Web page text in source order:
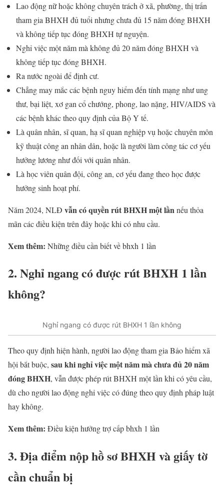
Lao động nữ hoặc không chuyên trách ở xã, phường, thị trấn
tham gia BHXH đủ tuổi nhưng chưa đủ 15 năm đóng BHXH
và không tiếp tục đóng BHXH tự nguyện.
Nghỉ việc một năm mà không đủ 20 năm đóng BHXH và
không tiếp tục đóng BHXH.
Ra nước ngoài để định cư.
Chẳng may mắc các bệnh nguy hiểm đến tính mạng như ung
thư, bại liệt, xơ gan cổ chướng, phong, lao nặng, HIV/AIDS và
các bệnh khác theo quy định của Bộ Y tế.
Là quân nhân, sĩ quan, hạ sĩ quan nghiệp vụ hoặc chuyên môn
kỹ thuật công an nhân dân, hoặc là người làm công tác cơ yếu
hưởng lương như đối với quân nhân.
Là học viên quân đội, công an, cơ yếu đang theo học được
hưởng sinh hoạt phí.
Năm 2024, NLĐ vẫn có quyền rút BHXH một lần nếu thỏa
mãn các điều kiện trên đây hoặc khi có nhu cầu.
Xem thêm: Những điều cần biết về bhxh 1 lần
2. Nghỉ ngang có được rút BHXH 1 lần
không?
Nghỉ ngang có được rút BHXH 1 lần không
Theo quy định hiện hành, người lao động tham gia Bảo hiểm xã
hội bắt buộc, sau khi nghỉ việc một năm mà chưa đủ 20 năm
đóng BHXH, vẫn được phép rút BHXH một lần khi có yêu cầu,
dù cho người lao động nghỉ việc có đúng theo quy định pháp luật
hay không.
Xem thêm: Điều kiện hưởng trợ cấp bhxh 1 lần
3. Địa điểm nộp hồ sơ BHXH và giấy tờ
cần chuẩn bị